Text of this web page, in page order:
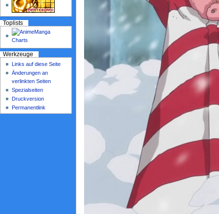
Toplists
Werkzeuge
Links auf diese Seite
Änderungen an
verlinkten Seiten
Spezialseiten
Druckversion
Permanentlink